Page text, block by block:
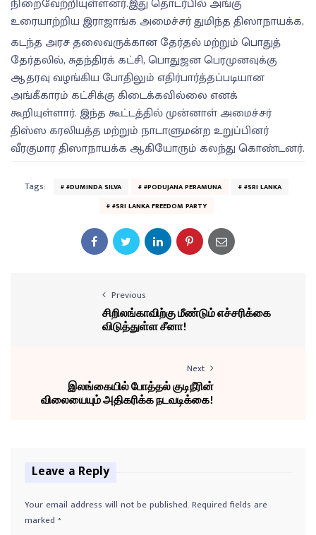
நிறைவேற்றியுள்ளனர்.இது தொடர்பில் அங்கு
உரையாற்றிய இராஜாங்க அமைச்சர் துமிந்த திஸாநாயக்க,
கடந்த அரச தலைவருக்கான தேர்தல் மற்றும் பொதுத்
தேர்தலில், சுதந்திரக் கட்சி, பொதுஜன பெரமுனவுக்கு
ஆதரவு வழங்கிய போதிலும் எதிர்பார்த்தப்படியான
அங்கீகாரம் கட்சிக்கு கிடைக்கவில்லை எனக்
கூறியுள்ளார். இந்த கூட்டத்தில் முன்னாள் அமைச்சர்
திஸ்ஸ கரலியத்த மற்றும் நாடாளுமன்ற உறுப்பினர்
வீரகுமார திஸாநாயக்க ஆகியோரும் கலந்து கொண்டனர்.
Tags: #DUMINDA SILVA #PODUJANA PERAMUNA
#SRI LANKA
#SRI LANKA FREEDOM PARTY
Previous
சிறிலங்காவிற்கு மீண்டும் எச்சரிக்கை
விடுத்துள்ள சீனா!
Next
இலங்கையில் போத்தல் குடிநீரின்
விலையையும் அதிகரிக்க நடவடிக்கை!
Leave a Reply
Your email address will not be published.Required fields are
marked *